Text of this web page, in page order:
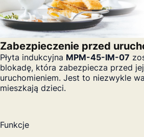
Zabezpieczenie przed
Płyta indukcyjna MPM-45-IM-07
blokadę, która zabezpiecza przed
uruchomieniem. Jest to niezwykle
mieszkają dzieci.
Funkcje